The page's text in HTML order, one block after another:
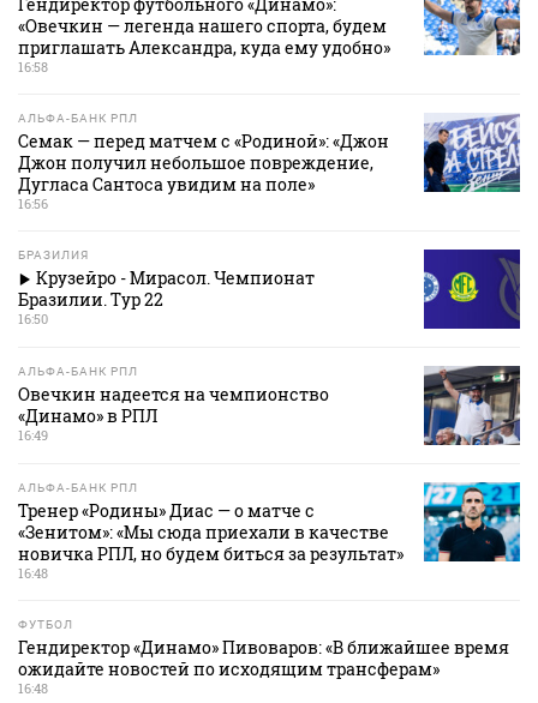
«Овечкин — легенда нашего спорта, будем
приглашать Александра, куда ему удобно»
16:58
АЛЬФА-БАНК РПЛ
Семак — перед матчем с «Родиной»: «Джон
Джон получил небольшое повреждение,
Дугласа Сантоса увидим на поле»
16:56
БРАЗИЛИЯ
Крузейро - Мирасол. Чемпионат
Бразилии. Тур 22
16:50
АЛЬФА-БАНК РПЛ
Овечкин надеется на чемпионство
«Динамо» в РПЛ
16:49
АЛЬФА-БАНК РПЛ
Тренер «Родины» Диас — о матче с
«Зенитом»: «Мы сюда приехали в качестве
новичка РПЛ, но будем биться за результат»
16:48
ФУТБОЛ
Гендиректор «Динамо» Пивоваров: «В ближайшее время
ожидайте новостей по исходящим трансферам»
16:48